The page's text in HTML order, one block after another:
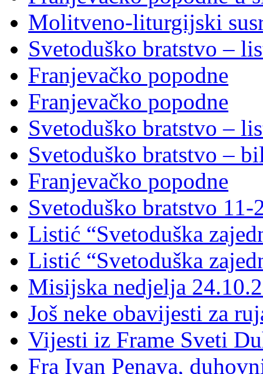
Molitveno-liturgijski
Svetoduško bratstvo –
Franjevačko popodne
Franjevačko popodne
Svetoduško bratstvo –
Svetoduško bratstvo –
Franjevačko popodne
Svetoduško bratstvo 11-
Listić “Svetoduška
Listić “Svetoduška
Misijska nedjelja
Još neke obavijesti za
Vijesti iz Frame Sveti
Fra Ivan Penava,